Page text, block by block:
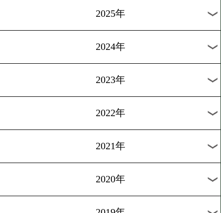
ンドと交流
[試合日程]2026.6.8
で大一番! 世界挑戦者決定
過去のニュース